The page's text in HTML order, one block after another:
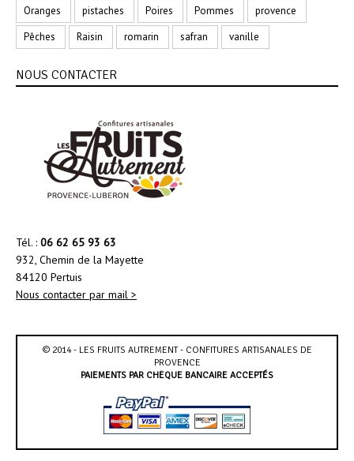
Oranges
pistaches Poires Pommes
provence
Pêches
Raisin romarin safran vanille
NOUS CONTACTER
Tél. : 06 62 65 93 63
932, Chemin de la Mayette
84120 Pertuis
Nous contacter par mail >
© 2014 - LES FRUITS AUTREMENT - CONFITURES ARTISANALES DE
PROVENCE
PAIEMENTS PAR CHÈQUE BANCAIRE ACCEPTÉS